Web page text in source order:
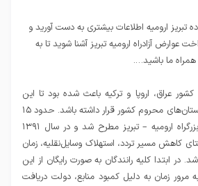
تبریز ارومیه اطلاعات بیشتری به دست آورید و
عوارض آزادراه ارومیه تبریز آشنا شوید تا به
ما باشید….
کشور عراق، اروپا و ترکیه باعث شده بود تا این
استان از نظر راه در دسته استان‌های محروم کشور قرار داشته باشد. حدود ۱۵
سال پیش بحث ساخت بزرگراه ارومیه – تبریز مطرح شد و در سال ۱۳۹۱
کاهش مسیر تردد، استهلاک وسایل‌نقلیه، زمان
ابتدا کلیه رانندگان به صورت رایگان از این
به مرور زمان به دلیل کمبود منابع، دولت دریافت